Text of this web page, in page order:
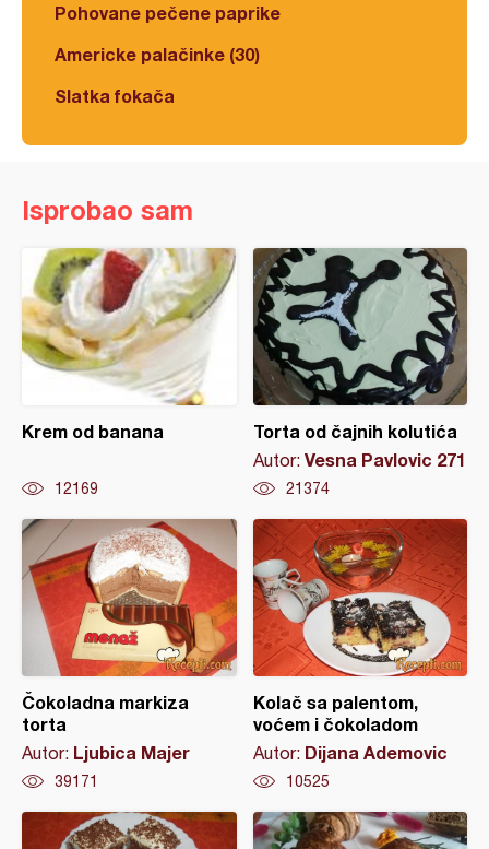
Pohovane pečene paprike
Americke palačinke (30)
Slatka fokača
Isprobao sam
Krem od banana
12169
Torta od čajnih kolutića
Autor: Vesna Pavlovic 271
21374
Čokoladna markiza
torta
Autor: Ljubica Majer
39171
Kolač sa palentom,
voćem i čokoladom
Autor: Dijana Ademovic
10525